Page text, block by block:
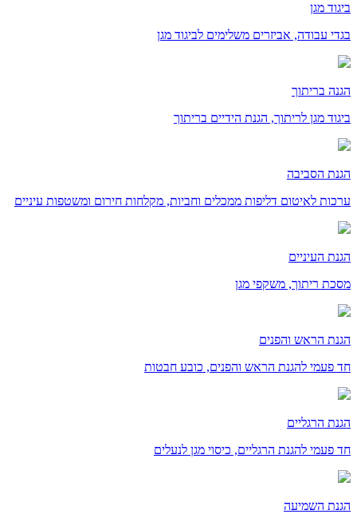
ביגוד מגן
בגדי עבודה, אביזרים משלימים לביגוד מגן
הגנה בריתוך
ביגוד מגן לריתוך, הגנת הידיים בריתוך
הגנת הסביבה
ערכות לאיטום דליפות ממכלים וחביות, מקלחות חירום ומשטפות עיניים
הגנת העיניים
מסכת ריתוך, משקפי מגן
הגנת הראש והפנים
חד פעמי להגנת הראש והפנים, כובע חבטות
הגנת הרגליים
חד פעמי להגנת הרגליים, כיסוי מגן לנעלים
הגנת השמיעה